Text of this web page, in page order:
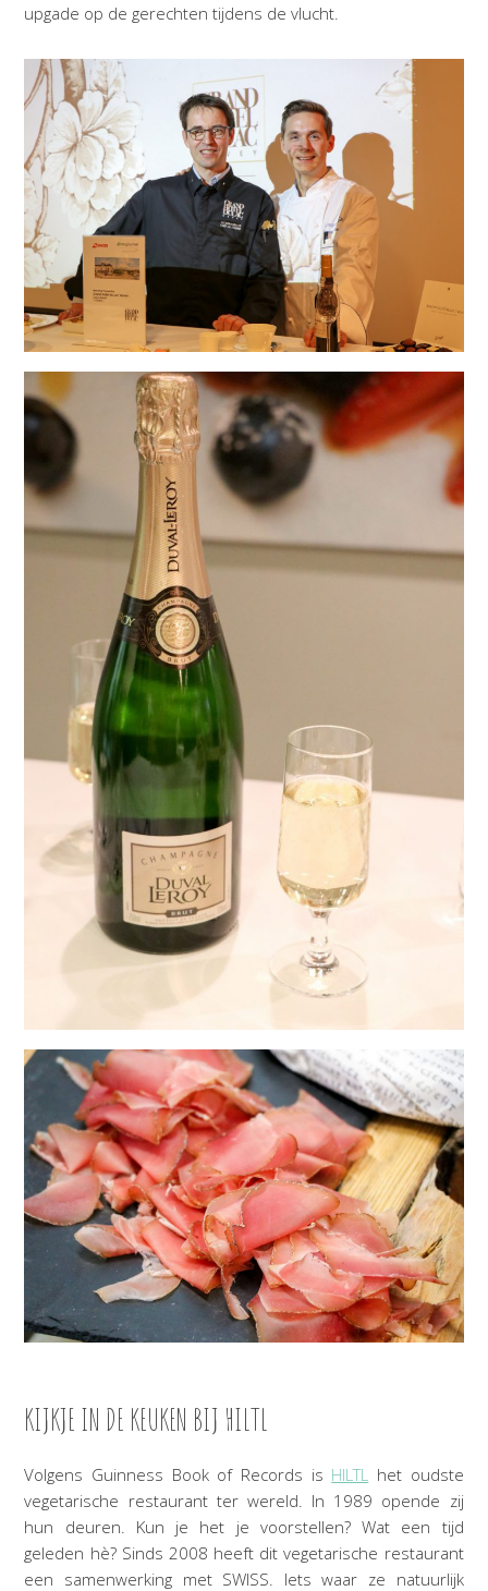
upgade op de gerechten tijdens de vlucht.
KIJKJE IN DE KEUKEN BIJ HILTL
Volgens Guinness Book of Records is HILTL
het oudste
vegetarische restaurant ter wereld. In 1989 opende zij
hun deuren. Kun je het je voorstellen? Wat een tijd
geleden hè? Sinds 2008 heeft dit vegetarische restaurant
een samenwerking met SWISS. Iets waar ze natuurlijk